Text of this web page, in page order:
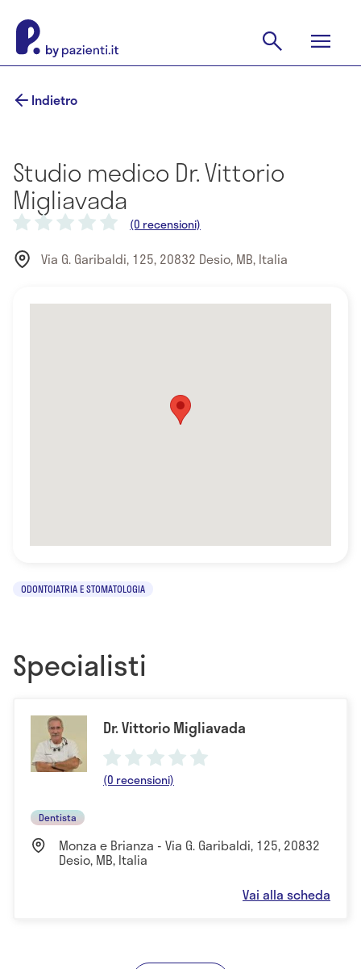
Indietro
Studio medico Dr. Vittorio
Migliavada
(0 recensioni)
Via G. Garibaldi, 125, 20832 Desio, MB, Italia
ODONTOIATRIA E STOMATOLOGIA
Specialisti
Dr. Vittorio Migliavada
(0 recensioni)
Dentista
Monza e Brianza - Via G. Garibaldi, 125, 20832
Desio, MB, Italia
Vai alla scheda